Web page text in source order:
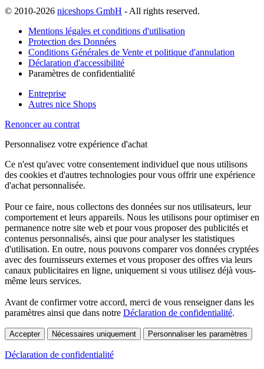
© 2010-2026 niceshops GmbH - All rights reserved.
Mentions légales et conditions d'utilisation
Protection des Données
Conditions Générales de Vente et politique d'annulation
Déclaration d'accessibilité
Paramètres de confidentialité
Entreprise
Autres nice Shops
Renoncer au contrat
Personnalisez votre expérience d'achat
Ce n'est qu'avec votre consentement individuel que nous utilisons
des cookies et d'autres technologies pour vous offrir une expérience
d'achat personnalisée.
Pour ce faire, nous collectons des données sur nos utilisateurs, leur
comportement et leurs appareils. Nous les utilisons pour optimiser en
permanence notre site web et pour vous proposer des publicités et
contenus personnalisés, ainsi que pour analyser les statistiques
d'utilisation. En outre, nous pouvons comparer vos données cryptées
avec des fournisseurs externes et vous proposer des offres via leurs
canaux publicitaires en ligne, uniquement si vous utilisez déjà vous-
même leurs services.
Avant de confirmer votre accord, merci de vous renseigner dans les
paramètres ainsi que dans notre Déclaration de confidentialité.
Accepter Nécessaires uniquement Personnaliser les paramètres
Déclaration de confidentialité